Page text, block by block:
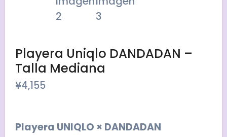
Playera Uniqlo DANDADAN –
Talla Mediana
¥4,155
Playera UNIQLO × DANDADAN